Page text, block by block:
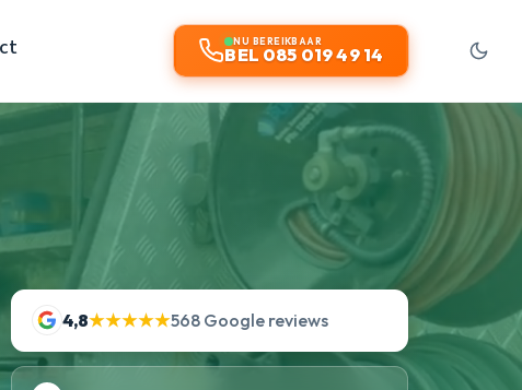
NU BEREIKBAAR
BEL 085 019 49 14
4,8★★★★★568 Google reviews